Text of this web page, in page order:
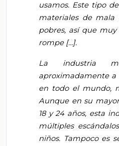
usamos. Este tipo
materiales de mala
pobres, así que
rompe […].
La industria
aproximadamente a
en todo el mundo,
Aunque en su
18 y 24 años, esta
múltiples
niños. Tampoco es